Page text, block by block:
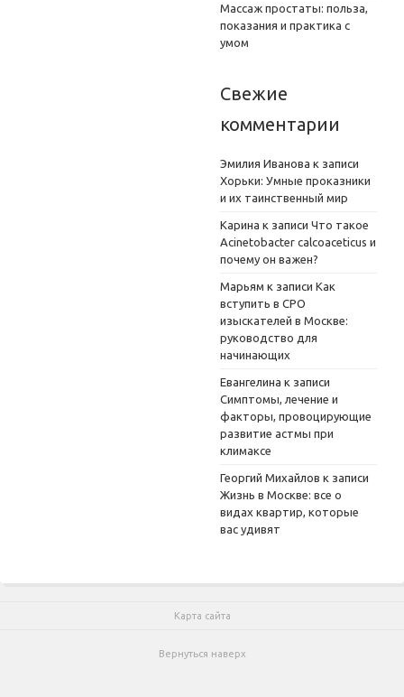
Массаж простаты: польза,
показания и практика с
умом
Свежие
комментарии
Эмилия Иванова к записи
Хорьки: Умные проказники
и их таинственный мир
Карина к записи Что такое
Acinetobacter calcoaceticus и
почему он важен?
Марьям к записи Как
вступить в СРО
изыскателей в Москве:
руководство для
начинающих
Евангелина к записи
Симптомы, лечение и
факторы, провоцирующие
развитие астмы при
климаксе
Георгий Михайлов к записи
Жизнь в Москве: все о
видах квартир, которые
вас удивят
Карта сайта
Вернуться наверх